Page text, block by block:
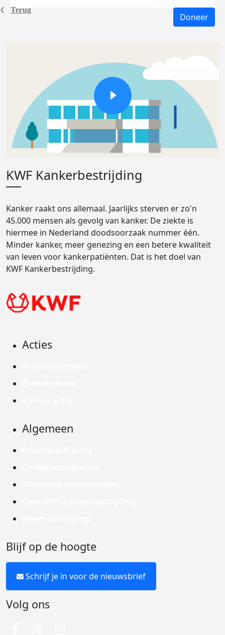
Terug
Doneer
KWF Kankerbestrijding
Kanker raakt ons allemaal. Jaarlijks sterven er zo'n
45.000 mensen als gevolg van kanker. De ziekte is
hiermee in Nederland doodsoorzaak nummer één.
Minder kanker, meer genezing en een betere kwaliteit
van leven voor kankerpatiënten. Dat is het doel van
KWF Kankerbestrijding.
Acties
Algemeen
Blijf op de hoogte
Schrijf je in voor de nieuwsbrief
Volg ons